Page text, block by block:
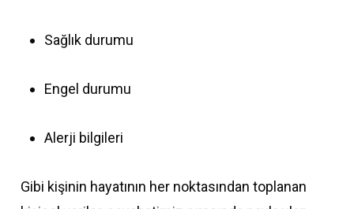
Sağlık durumu
Engel durumu
Alerji bilgileri
Gibi kişinin hayatının her noktasından toplanan